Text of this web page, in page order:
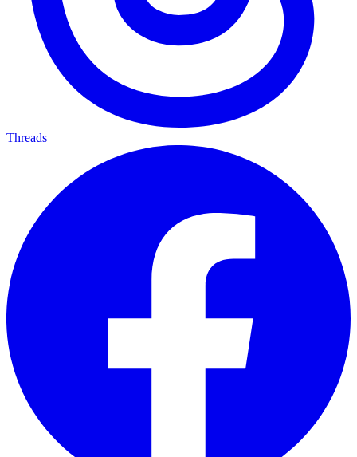
Threads